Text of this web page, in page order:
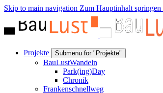
Skip to main navigation Zum Hauptinhalt springen
Projekte Submenu for "Projekte"
BauLustWandeln
Park(ing)Day
Chronik
Frankenschnellweg